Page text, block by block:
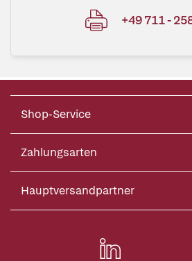
+49 711 -
Shop-Service
Zahlungsarten
Hauptversandpartner